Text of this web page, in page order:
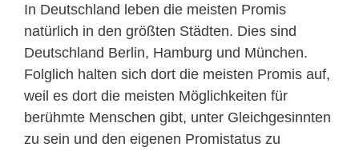
In Deutschland leben die meisten Promis
natürlich in den größten Städten. Dies sind
Deutschland Berlin, Hamburg und München.
Folglich halten sich dort die meisten Promis auf,
weil es dort die meisten Möglichkeiten für
berühmte Menschen gibt, unter Gleichgesinnten
zu sein und den eigenen Promistatus zu